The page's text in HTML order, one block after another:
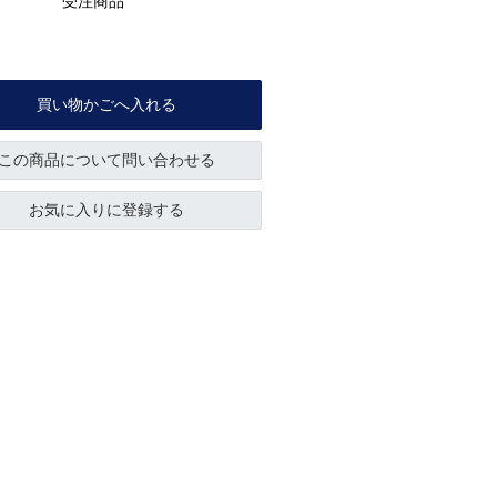
買い物かごへ入れる
の商品について問い合わせる
お気に入りに登録する